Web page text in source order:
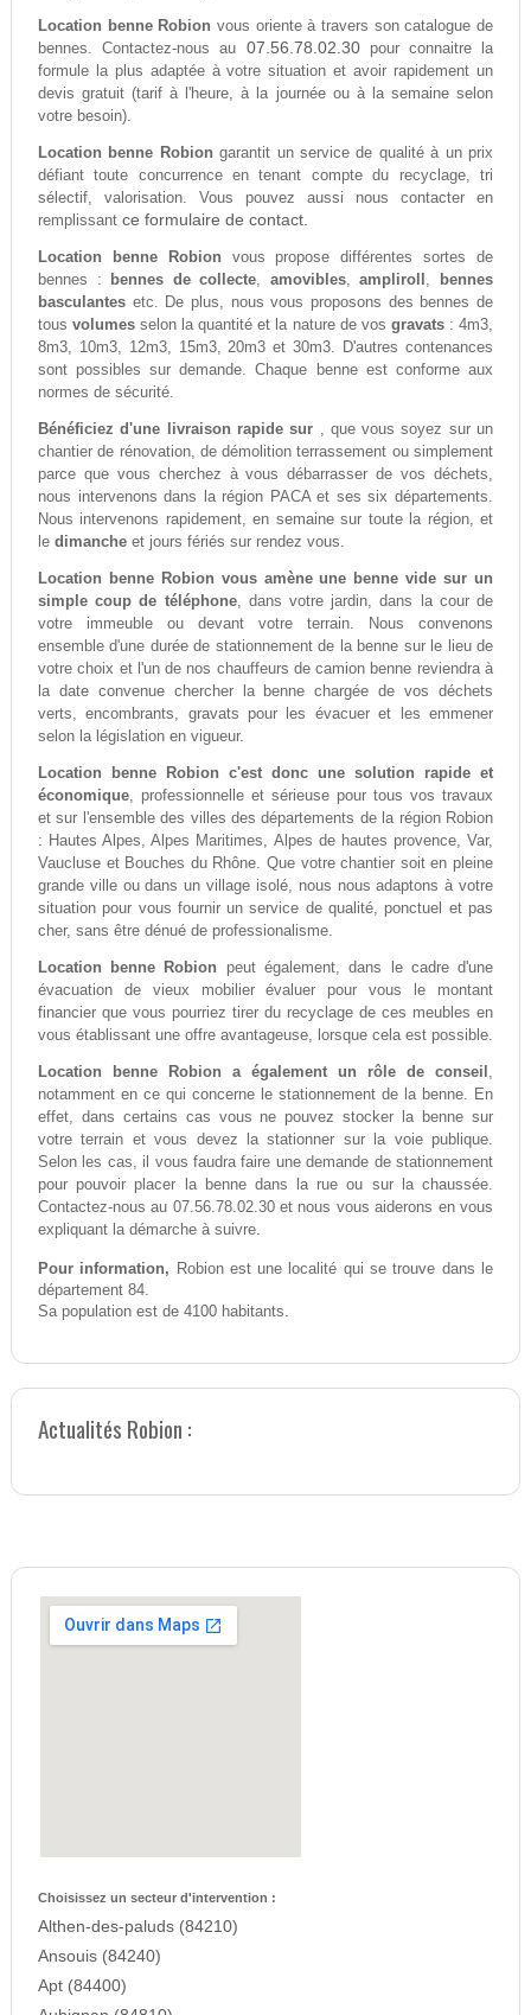
Location benne Robion vous oriente à travers son catalogue de
bennes. Contactez-nous au 07.56.78.02.30pour connaitre la
formule la plus adaptée à votre situation et avoir rapidement un
devis gratuit (tarif à l'heure, à la journée ou à la semaine selon
votre besoin).
Location benne Robion garantit un service de qualité à un prix
défiant toute concurrence en tenant compte du recyclage, tri
sélectif, valorisation. Vous pouvez aussi nous contacter en
remplissant ce formulaire de contact.
Location benne Robion vous propose différentes sortes de
bennes :
bennes de collecte, amovibles,ampliroll ,
bennes
basculantesetc. De plus, nous vous proposons des bennes de
tousvolumes selon la quantité et la nature de vos gravats: 4m3,
8m3, 10m3, 12m3, 15m3, 20m3 et 30m3. D'autres contenances
sont possibles sur demande. Chaque benne est conforme aux
normes de sécurité.
Bénéficiez d'une livraison rapide sur , que vous soyez sur un
chantier de rénovation, de démolition terrassement ou simplement
parce que vous cherchez à vous débarrasser de vos déchets,
nous intervenons dans la région PACA et ses six départements.
Nous intervenons rapidement, en semaine sur toute la région, et
le dimancheet jours fériés sur rendez vous.
Location benne Robion vous amène une benne vide sur un
simple coup de téléphone, dans votre jardin, dans la cour de
votre immeuble ou devant votre terrain. Nous convenons
ensemble d'une durée de stationnement de la benne sur le lieu de
votre choix et l'un de nos chauffeurs de camion benne reviendra à
la date convenue chercher la benne chargée de vos déchets
verts, encombrants, gravats pour les évacuer et les emmener
selon la législation en vigueur.
Location benne Robion c'est donc une solution rapide et
économique, professionnelle et sérieuse pour tous vos travaux
et sur l'ensemble des villes des départements de la région Robion
: Hautes Alpes, Alpes Maritimes, Alpes de hautes provence, Var,
Vaucluse et Bouches du Rhône. Que votre chantier soit en pleine
grande ville ou dans un village isolé, nous nous adaptons à votre
situation pour vous fournir un service de qualité, ponctuel et pas
cher, sans être dénué de professionalisme.
Location benne Robion peut également, dans le cadre d'une
évacuation de vieux mobilier évaluer pour vous le montant
financier que vous pourriez tirer du recyclage de ces meubles en
vous établissant une offre avantageuse, lorsque cela est possible.
Location benne Robion a également un rôle de conseil ,
notamment en ce qui concerne le stationnement de la benne. En
effet, dans certains cas vous ne pouvez stocker la benne sur
votre terrain et vous devez la stationner sur la voie publique.
Selon les cas, il vous faudra faire une demande de stationnement
pour pouvoir placer la benne dans la rue ou sur la chaussée.
Contactez-nous au 07.56.78.02.30 et nous vous aiderons en vous
expliquant la démarche à suivre.
Pour information, Robion est une localité qui se trouve dans le
département 84.
Sa population est de 4100 habitants.
Actualités Robion :
Choisissez un secteur d'intervention :
Althen-des-paluds (84210)
Ansouis (84240)
Apt (84400)